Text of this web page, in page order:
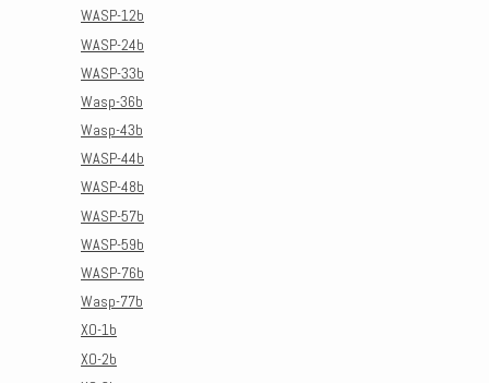
WASP-12b
WASP-24b
WASP-33b
Wasp-36b
Wasp-43b
WASP-44b
WASP-48b
WASP-57b
WASP-59b
WASP-76b
Wasp-77b
XO-1b
XO-2b